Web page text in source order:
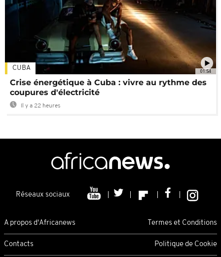
01:54
CUBA
Crise énergétique à Cuba : vivre au rythme des
coupures d'électricité
Il y a 22 heures
Réseaux sociaux
A propos d'Africanews Termes et Conditions
Contacts Politique de Cookie